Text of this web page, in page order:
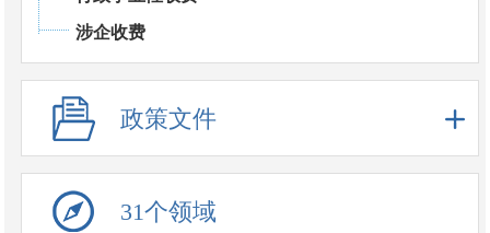
涉企收费
政策文件
31个领域